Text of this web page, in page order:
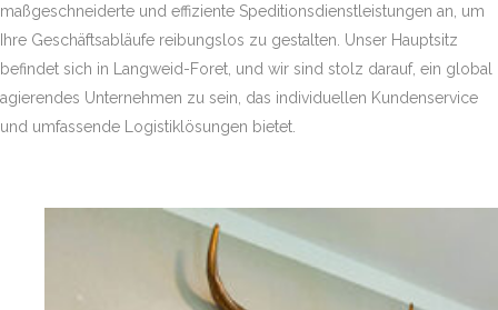
maßgeschneiderte und effiziente Speditionsdienstleistungen an, um
Ihre Geschäftsabläufe reibungslos zu gestalten. Unser Hauptsitz
befindet sich in Langweid-Foret, und wir sind stolz darauf, ein global
agierendes Unternehmen zu sein, das individuellen Kundenservice
und umfassende Logistiklösungen bietet.